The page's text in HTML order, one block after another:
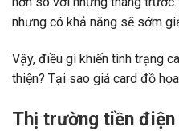
nhưng có khả năng sẽ sớm
Vậy, điều gì khiến tình trạng
thiện? Tại sao giá card đồ
Thị trường tiền